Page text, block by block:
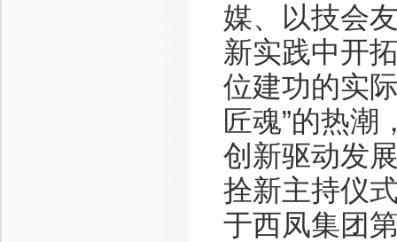
媒、以技会
新实践中开
位建功的实
匠魂”的热潮
创新驱动发
拴新主持仪
于西凤集团